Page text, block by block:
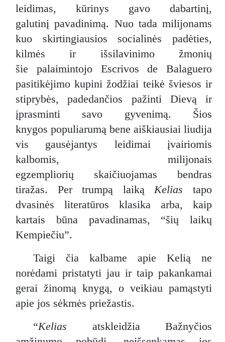
leidimas, kūrinys gavo dabartinį,
galutinį pavadinimą. Nuo tada milijonams
kuo skirtingiausios socialinės padėties,
kilmės ir išsilavinimo žmonių
šie palaimintojo Escrivos de Balaguero
pasitikėjimo kupini žodžiai teikė šviesos ir
stiprybės, padedančios pažinti Dievą ir
įprasminti savo gyvenimą. Šios
knygos populiarumą bene aiškiausiai liudija
vis gausėjantys leidimai įvairiomis
kalbomis, milijonais
egzempliorių skaičiuojamas bendras
tiražas. Per trumpą laiką Kelias tapo
dvasinės literatūros klasika arba, kaip
kartais būna pavadinamas, “šių laikų
Kempiečiu”.
Taigi čia kalbame apie Kelią ne
norėdami pristatyti jau ir taip pakankamai
gerai žinomą knygą, o veikiau pamąstyti
apie jos sėkmės priežastis.
“Kelias atskleidžia Bažnyčios